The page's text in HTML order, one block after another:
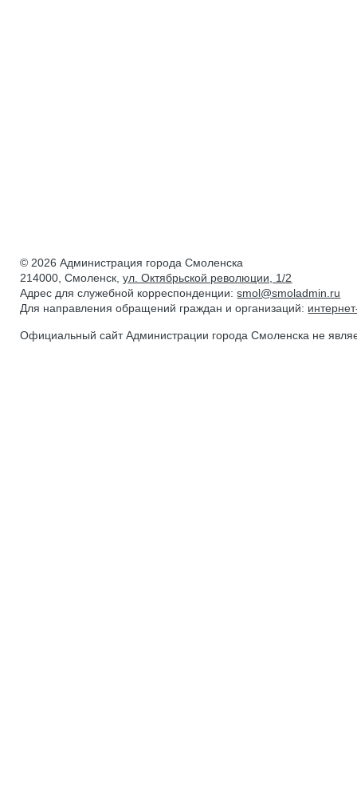
© 2026 Администрация города Смоленска
214000, Смоленск,ул. Октябрьской революции, 1/2
Адрес для служебной корреспонденции:smol@smoladmin.ru
Для направления обращений граждан и организаций:
Официальный сайт Администрации города Смоленска не